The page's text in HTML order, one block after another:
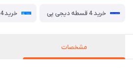
خرید 4 قسطه دیجی پی خرید 4 قسطه اسنپ پی
مشخصات